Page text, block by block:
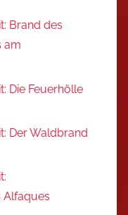
Brand des
am
Die Feuerhölle
Der Waldbrand
Alfaques